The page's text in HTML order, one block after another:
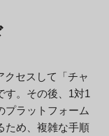
クセスして「チャ
す。その後、1対1
プラットフォーム
ため、複雑な手順